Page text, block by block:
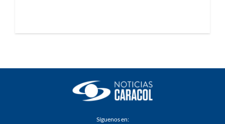
Síguenos en: